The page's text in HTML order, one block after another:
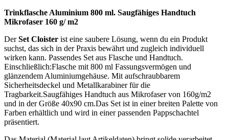
Trinkflasche Aluminium 800 ml. Saugfähiges Handtuch
Mikrofaser 160 g/ m2
DerSet Cloister ist eine saubere Lösung, wenn du ein Produkt
suchst, das sich in der Praxis bewährt und zugleich individuell
wirken kann. Passendes Set aus Flasche und Handtuch.
Einschließlich:Flasche mit 800 ml Fassungsvermögen und
glänzendem Aluminiumgehäuse. Mit aufschraubbarem
Sicherheitsdeckel und Metallkarabiner für die
Tragbarkeit.Saugfähiges Handtuch aus Mikrofaser von 160g/m2
und in der Größe 40x90 cm.Das Set ist in einer breiten Palette von
Farben erhältlich und wird in einer passenden Pappschachtel
präsentiert.